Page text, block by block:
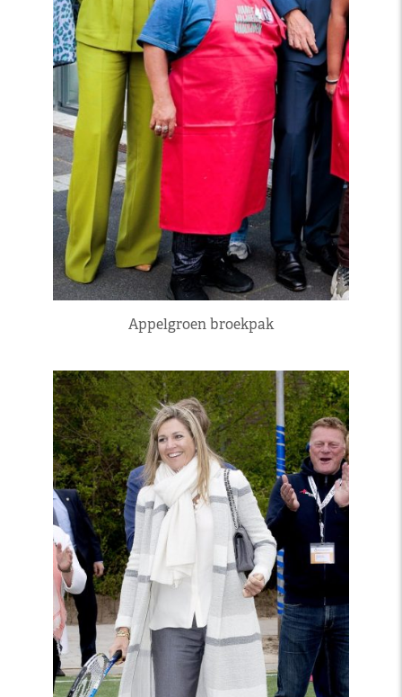
Appelgroen broekpak